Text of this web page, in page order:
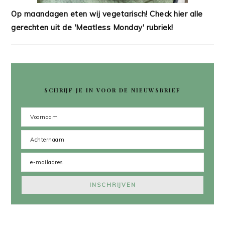
Op maandagen eten wij vegetarisch! Check hier alle
gerechten uit de 'Meatless Monday' rubriek!
SCHRIJF JE IN VOOR DE NIEUWSBRIEF